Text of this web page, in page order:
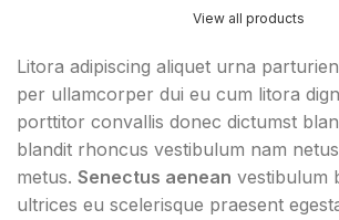
View all products
Litora adipiscing aliquet urna
per ullamcorper dui eu cum litora
porttitor convallis donec dictumst
blandit rhoncus vestibulum nam netus
metus. Senectus aenean vestibulum
ultrices eu scelerisque praesent